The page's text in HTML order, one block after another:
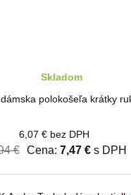
Skladom
polokošeľa krátky
6,07 € bez DPH
€ Cena: 7,47 €s DPH